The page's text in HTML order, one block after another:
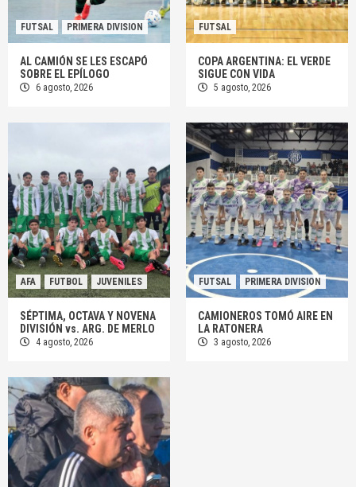
FUTSAL PRIMERA DIVISION
AL CAMIÓN SE LES ESCAPÓ
SOBRE EL EPÍLOGO
6 agosto, 2026
FUTSAL
COPA ARGENTINA: EL VERDE
SIGUE CON VIDA
5 agosto, 2026
AFA FUTBOL JUVENILES
SÉPTIMA, OCTAVA Y NOVENA
DIVISIÓN vs. ARG. DE MERLO
4 agosto, 2026
FUTSAL PRIMERA DIVISION
CAMIONEROS TOMÓ AIRE EN
LA RATONERA
3 agosto, 2026